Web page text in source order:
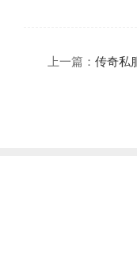
上一篇： 传奇私